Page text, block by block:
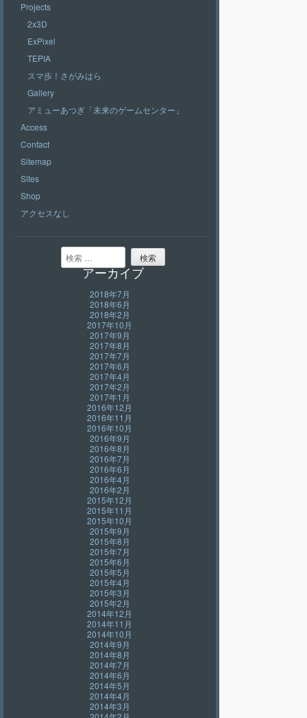
Projects
2x3D
ExPixel
TEPIA
スマ歩！さがみはら
Gallery
アミューあつぎ「未来のゲームセンター」
Access
Contact
Sitemap
Sites
Shop
アクセスなし
検索
アーカイブ
2018年7月
2018年6月
2018年2月
2017年10月
2017年9月
2017年8月
2017年7月
2017年6月
2017年4月
2017年2月
2017年1月
2016年12月
2016年11月
2016年10月
2016年9月
2016年8月
2016年7月
2016年6月
2016年4月
2016年2月
2015年12月
2015年11月
2015年10月
2015年9月
2015年8月
2015年7月
2015年6月
2015年5月
2015年4月
2015年3月
2015年2月
2014年12月
2014年11月
2014年10月
2014年9月
2014年8月
2014年7月
2014年6月
2014年5月
2014年4月
2014年3月